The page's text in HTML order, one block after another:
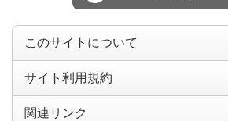
このサイトについて
サイト利用規約
関連リンク